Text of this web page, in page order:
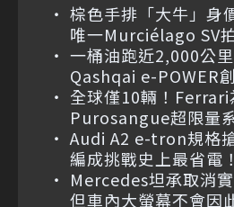
棕色手排「大牛」身
唯一Murciélago SV
一桶油跑近2,000公
Qashqai e-POWER
全球僅10輛！Ferrari
Purosangue超限量
Audi A2 e-tron規格
編成挑戰史上最省電！
Mercedes坦承取消
但車內大螢幕不會因